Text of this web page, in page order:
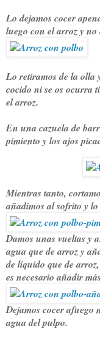
Lo dejamos cocer
luego con el arroz y no
Lo retiramos de la olla
cocido ni se os ocurra
el arroz.
En una cazuela de
pimiento y los ajos
Mientras tanto,
añadimos al sofrito y
Damos unas vueltas y
agua que de arroz y
de líquido que de
es necesario añadir
Dejamos cocer afuego
agua del pulpo.